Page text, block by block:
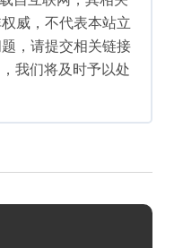
威，不代表本站立
，请提交相关链接
我们将及时予以处